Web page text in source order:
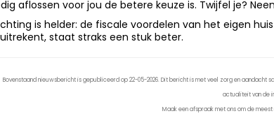
aflossen voor jou de betere keuze is. Twijfel je?
is helder: de fiscale voordelen van het eigen
staat straks een stuk beter.
Bovenstaand nieuwsbericht is gepubliceerd op 22-05-2026. Dit bericht is met veel zorg en aandacht
actualiteit van de
Maak een afspraak met ons om de